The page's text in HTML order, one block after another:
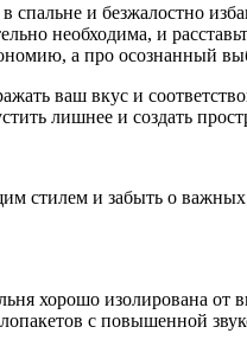
и безжалостно
необходима, и
а про осознанный
ваш вкус и
лишнее и создать
стилем и забыть о
хорошо изолирована
с повышенной